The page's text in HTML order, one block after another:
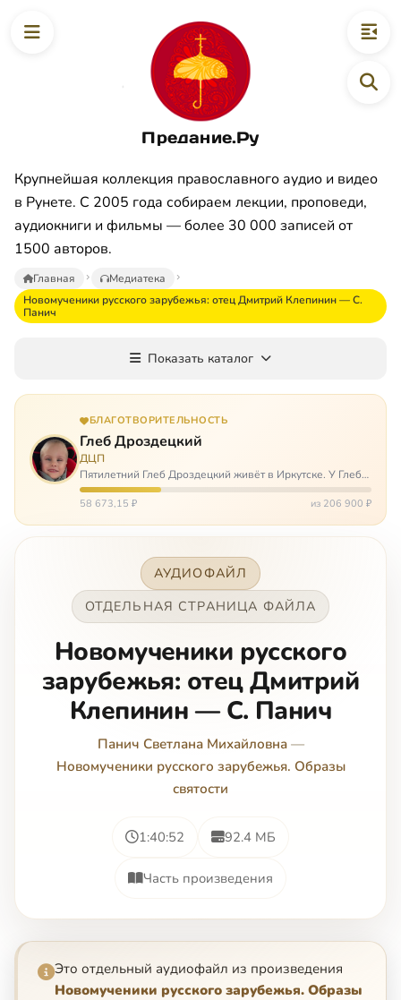
Предание.Ру
Крупнейшая коллекция православного аудио и видео
в Рунете. С 2005 года собираем лекции, проповеди,
аудиокниги и фильмы — более 30 000 записей от
1500 авторов.
Главная
Медиатека
Новомученики русского зарубежья: отец Дмитрий Клепинин — С.
Панич
Показать каталог
БЛАГОТВОРИТЕЛЬНОСТЬ
Глеб Дроздецкий
ДЦП
Пятилетний Глеб Дроздецкий живёт в Иркутске. У Глеба
ДЦП из-за перенесённого в младенчестве менингита,
но его положение осложняется эпилепсией, с которой
58 673,15 ₽ из 206 900 ₽
АУДИОФАЙЛ
ОТДЕЛЬНАЯ СТРАНИЦА ФАЙЛА
Новомученики русского
зарубежья: отец Дмитрий
Клепинин — С. Панич
Панич Светлана Михайловна—
Новомученики русского зарубежья. Образы
святости
1:40:52 92.4 МБ
Часть произведения
Это отдельный аудиофайл из произведения
Новомученики русского зарубежья. Образы